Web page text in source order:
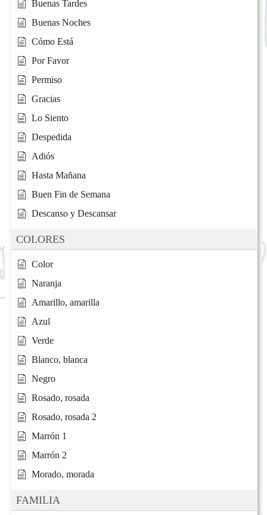
Buenas Tardes
Buenas Noches
Cómo Está
Por Favor
Permiso
Gracias
Lo Siento
Despedida
Adiós
Hasta Mañana
Buen Fin de Semana
Descanso y Descansar
COLORES
Color
Naranja
Amarillo, amarilla
Azul
Verde
Blanco, blanca
Negro
Rosado, rosada
Rosado, rosada 2
Marrón 1
Marrón 2
Morado, morada
FAMILIA